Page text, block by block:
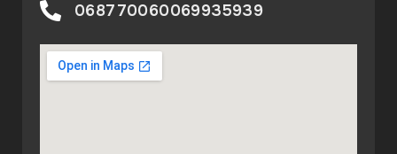
068770060069935939